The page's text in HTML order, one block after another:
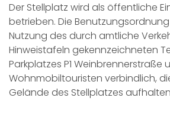
Der Stellplatz wird als öffentliche
betrieben. Die
Nutzung des durch amtliche
Hinweistafeln gekennzeichneten
Parkplatzes P1 Weinbrennerstraße
Wohnmobiltouristen verbindlich,
Gelände des Stellplatzes